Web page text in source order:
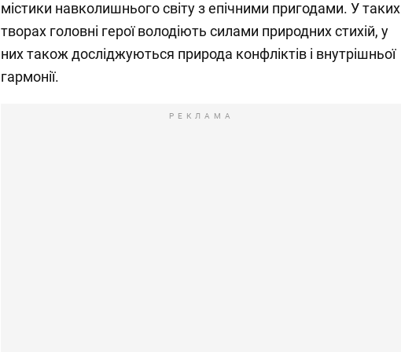
містики навколишнього світу з епічними пригодами. У таких
творах головні герої володіють силами природних стихій, у
них також досліджуються природа конфліктів і внутрішньої
гармонії.
РЕКЛАМА